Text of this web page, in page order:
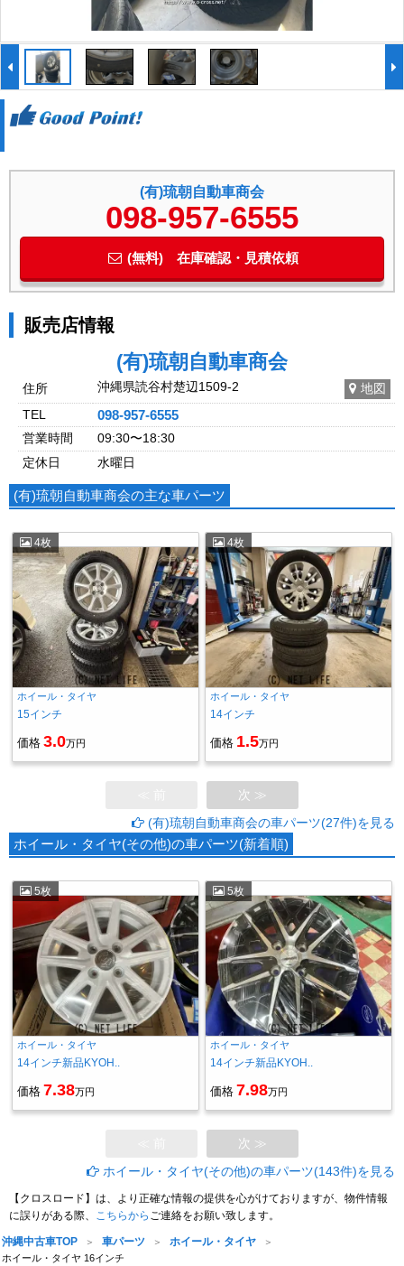
(有)琉朝自動車商会
098-957-6555
(無料) 在庫確認・見積依頼
販売店情報
(有)琉朝自動車商会
住所 沖縄県読谷村楚辺1509-2
地図
TEL
098-957-6555
営業時間
09:30〜18:30
定休日
水曜日
(有)琉朝自動車商会の主な車パーツ
4枚
ホイール・タイヤ
15インチ
価格 3.0万円
4枚
ホイール・タイヤ
14インチ
価格 1.5万円
次 ≫
(有)琉朝自動車商会の車パーツ(27件)を見る
ホイール・タイヤ(その他)の車パーツ(新着順)
5枚
ホイール・タイヤ
14インチ新品KYOH..
価格 7.38万円
5枚
ホイール・タイヤ
14インチ新品KYOH..
価格 7.98万円
次 ≫
ホイール・タイヤ(その他)の車パーツ(143件)を見る
【クロスロード】は、より正確な情報の提供を心がけておりますが、物件情報
に誤りがある際、 こちらから ご連絡をお願い致します。
沖縄中古車TOP 車パーツ ホイール・タイヤ
ホイール・タイヤ 16インチ